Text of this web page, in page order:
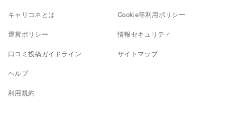
キャリコネとは
運営ポリシー
口コミ投稿ガイドライン
ヘルプ
利用規約
Cookie等利用ポリシー
情報セキュリティ
サイトマップ